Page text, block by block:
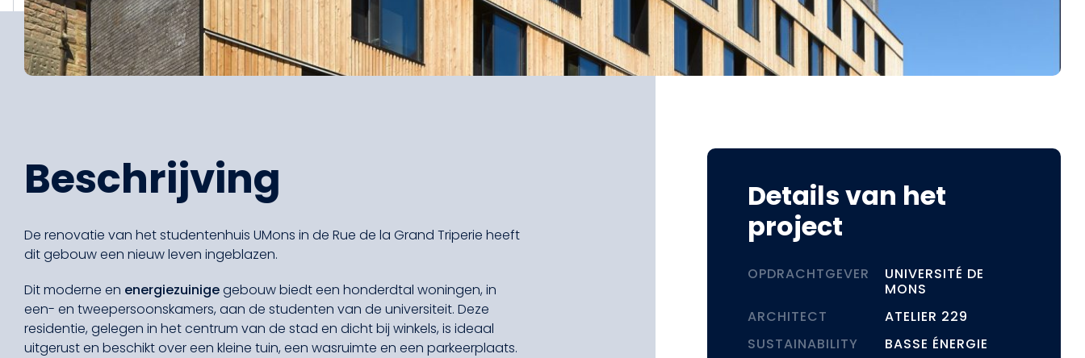
Beschrijving
De renovatie van het studentenhuis UMons in de Rue de la Grand Triperie heeft
dit gebouw een nieuw leven ingeblazen.
Dit moderne en energiezuinigegebouw biedt een honderdtal woningen, in
een- en tweepersoonskamers, aan de studenten van de universiteit. Deze
residentie, gelegen in het centrum van de stad en dicht bij winkels, is ideaal
uitgerust en beschikt over een kleine tuin, een wasruimte en een parkeerplaats.
Details van het
project
OPDRACHTGEVER
UNIVERSITÉ DE
MONS
ARCHITECT
ATELIER 229
SUSTAINABILITY
BASSE ÉNERGIE